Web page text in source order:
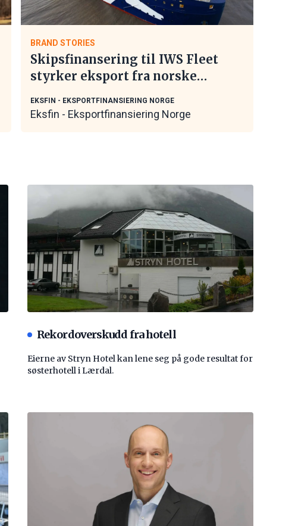
BRAND STORIES
Skipsfinansering til IWS Fleet
styrker eksport fra norske
EKSFIN - EKSPORTFINANSIERING NORGE
Eksfin - Eksportfinansiering Norge
Rekordoverskudd fra hotell
Eierne av Stryn Hotel kan lene seg på gode resultat for
søsterhotell i Lærdal.